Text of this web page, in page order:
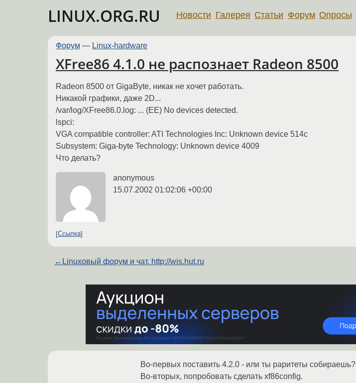
LINUX.ORG.RU Новости Галерея Статьи Форум Опросы
Форум — Linux-hardware
XFree86 4.1.0 не распознает Radeon 8500
Radeon 8500 от GigaByte, никак не хочет работать.
Никакой графики, даже 2D...
/var/log/XFree86.0.log: ... (EE) No devices detected.
lspci:
VGA compatible controller: ATI Technologies Inc: Unknown device 514c
Subsystem: Giga-byte Technology: Unknown device 4009
Что делать?
anonymous
15.07.2002 01:02:06 +00:00
Ссылка
← Linuxoвый форум и чат. http://wis.hut.ru
Во-первых поставить 4.2.0 - или ты раритеты собираешь?
Во-вторых, попробовать сделать xf86config.